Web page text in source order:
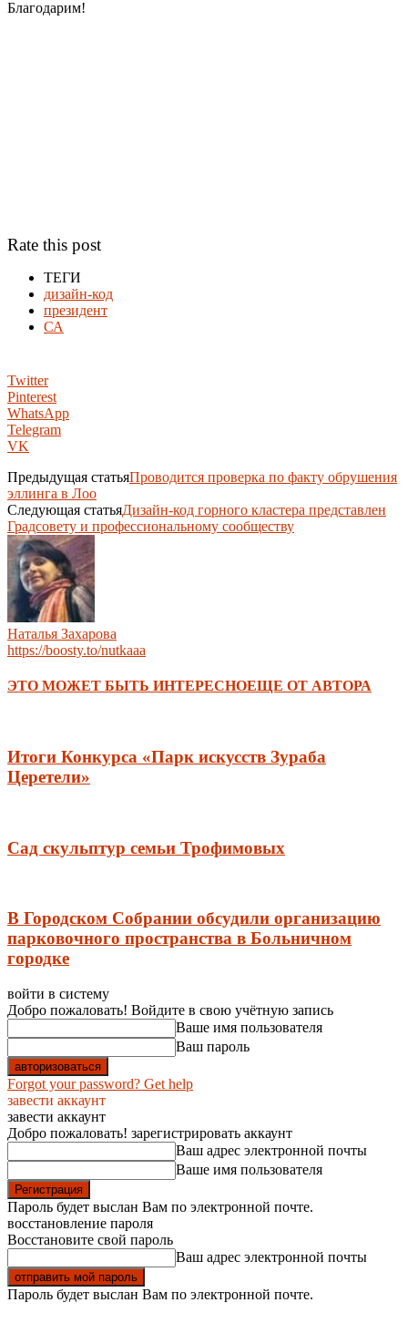
Благодарим!
Rate this post
ТЕГИ
дизайн-код
президент
СА
Twitter
Pinterest
WhatsApp
Telegram
VK
Предыдущая статьяПроводится проверка по факту обрушения
эллинга в Лоо
Следующая статьяДизайн-код горного кластера представлен
Градсовету и профессиональному сообществу
Наталья Захарова
https://boosty.to/nutkaaa
ЭТО МОЖЕТ БЫТЬ ИНТЕРЕСНОЕЩЕ ОТ АВТОРА
Итоги Конкурса «Парк искусств Зураба
Церетели»
Сад скульптур семьи Трофимовых
В Городском Собрании обсудили организацию
парковочного пространства в Больничном
городке
войти в систему
Добро пожаловать! Войдите в свою учётную запись
Ваше имя пользователя
Ваш пароль
Forgot your password? Get help
завести аккаунт
завести аккаунт
Добро пожаловать! зарегистрировать аккаунт
Ваш адрес электронной почты
Ваше имя пользователя
Пароль будет выслан Вам по электронной почте.
восстановление пароля
Восстановите свой пароль
Ваш адрес электронной почты
Пароль будет выслан Вам по электронной почте.